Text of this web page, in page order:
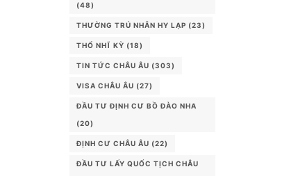
(48)
THƯỜNG TRÚ NHÂN HY LẠP (23)
THỔ NHĨ KỲ (18)
TIN TỨC CHÂU ÂU (303)
VISA CHÂU ÂU (27)
ĐẦU TƯ ĐỊNH CƯ BỒ ĐÀO NHA
(20)
ĐỊNH CƯ CHÂU ÂU (22)
ĐẦU TƯ LẤY QUỐC TỊCH CHÂU